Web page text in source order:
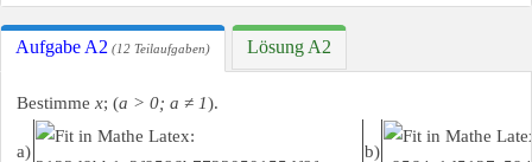
Aufgabe A2 (12 Teilaufgaben) Lösung A2
Bestimme x; (a > 0; a ≠ 1).
a) b)